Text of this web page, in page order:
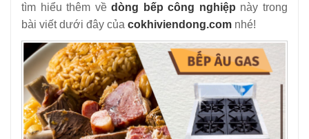
tìm hiểu thêm vềdòng bếp công nghiệp này trong
bài viết dưới đây của cokhiviendong.com nhé!